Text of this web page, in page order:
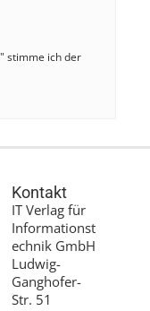
stimme ich der
Kontakt
IT Verlag für
Informationst
echnik GmbH
Ludwig-
Ganghofer-
Str. 51